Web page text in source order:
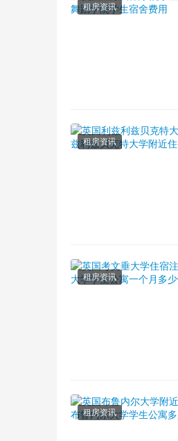
租房资讯
租房资讯
租房资讯
租房资讯